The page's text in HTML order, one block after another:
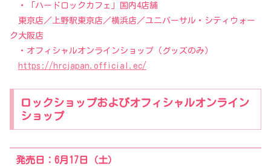
・「ハードロックカフェ」国内4店舗
東京店／上野駅東京店／横浜店／ユニバーサル・シティウォー
ク大阪店
・オフィシャルオンラインショップ（グッズのみ）
https://hrcjapan.official.ec/
ロックショップおよびオフィシャルオンライン
ショップ
発売日：6月17日（土）